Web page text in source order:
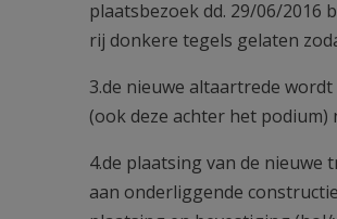
plaatsbezoek dd. 29/06/2016
rij donkere tegels gelaten
3.de nieuwe altaartrede
(ook deze achter het
4.de plaatsing van de
aan onderliggende